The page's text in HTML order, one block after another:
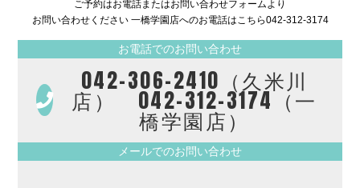
ご予約はお電話またはお問い合わせフォームより
お問い合わせください 一橋学園店へのお電話はこちら042-312-3174
お電話でのお問い合わせ
042-306-2410（久米川
店） 042-312-3174（一
橋学園店）
メールでのお問い合わせ